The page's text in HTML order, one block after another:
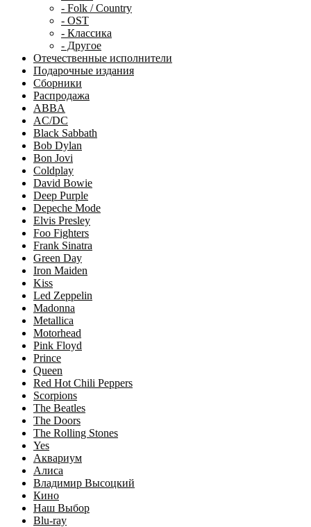
- Folk / Country
- OST
- Классика
- Другое
Отечественные исполнители
Подарочные издания
Сборники
Распродажа
ABBA
AC/DC
Black Sabbath
Bob Dylan
Bon Jovi
Coldplay
David Bowie
Deep Purple
Depeche Mode
Elvis Presley
Foo Fighters
Frank Sinatra
Green Day
Iron Maiden
Kiss
Led Zeppelin
Madonna
Metallica
Motorhead
Pink Floyd
Prince
Queen
Red Hot Chili Peppers
Scorpions
The Beatles
The Doors
The Rolling Stones
Yes
Аквариум
Алиса
Владимир Высоцкий
Кино
Наш Выбор
Blu-ray